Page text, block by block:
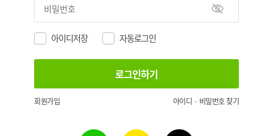
아이디저장 자동로그인
회원가입 아이디 · 비밀번호 찾기